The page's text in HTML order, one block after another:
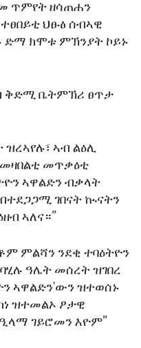
ጥምየት ዘሳጠሐን
ህፁፅ ሰብኣዊ
ድማ ክሞቱ ምኽንያት ኮይኑ
ቅድሚ ቤትምኽሪ ፀጥታ
ኣብ ልዕሊ
መጥቃዕቲ
ኣዋልድን ብቃላት
ገበናት ኲናትን
ኣለና።”
ምልሻን ንደቂ ተባዕትዮን
ዓሌት መሰረት ዝገበረ
ኣዋልድን'ውን ዝተወሰኑ
ዝተመልኦ ፆታዊ
ገይሮመን እዮም”